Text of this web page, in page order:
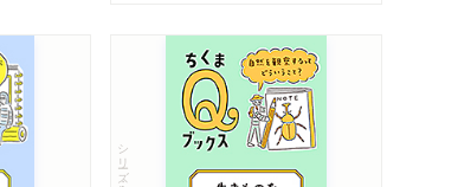
シリーズ・全集